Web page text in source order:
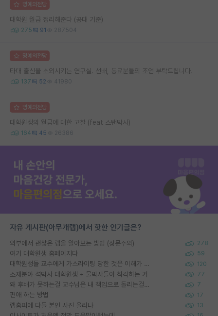
명예의전당
대학원 월급 정리해준다 (공대 기준)
275 91 287504
명예의전당
타대 출신을 소외시키는 연구실. 선배, 동료분들의 조언 부탁드립니다.
137 52 41980
명예의전당
대학원생의 월급에 대한 고찰 (feat 스탠박사)
164 45 26386
자유 게시판(아무개랩)에서 핫한 인기글은?
외부에서 괜찮은 랩을 알아보는 방법 (장문주의) 278
여기 대학원생 홈페이지다 59
대학원생들 교수에게 가스라이팅 당한 것은 이해가 갑니다. 안타깝네요. 120
소재분야 석박사 대학원생 + 물박사들이 착각하는 거 77
왜 후배가 못하는걸 교수님은 내 책임으로 돌리는걸까요? 7
편애 하는 방법 17
랩홈피에 다들 본인 사진 올리냐 13